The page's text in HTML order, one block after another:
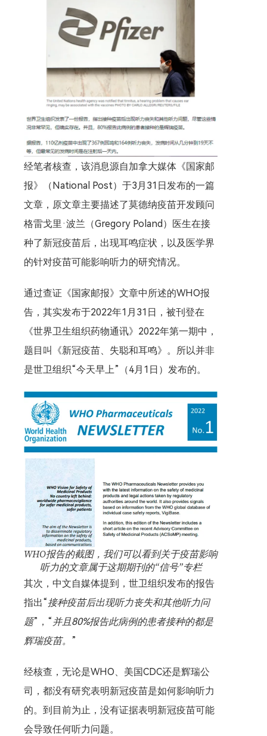
经笔者核查，该消息源自加拿大媒体《国家邮
报》（National Post）于3月31日发布的一篇
文章，原文章主要描述了莫德纳疫苗开发顾问
格雷戈里·波兰（Gregory Poland）医生在接
种了新冠疫苗后，出现耳鸣症状，以及医学界
的针对疫苗可能影响听力的研究情况。
通过查证《国家邮报》文章中所述的WHO报
告，其实发布于2022年1月31日，被刊登在
《世界卫生组织药物通讯》2022年第一期中，
题目叫《新冠疫苗、失聪和耳鸣》。所以并非
是世卫组织“今天早上”（4月1日）发布的。
WHO报告的截图，我们可以看到关于疫苗影响
听力的文章属于这期期刊的“信号”专栏
其次，中文自媒体提到，世卫组织发布的报告
指出“接种疫苗后出现听力丧失和其他听力问
题”，“ 并且80%报告此病例的患者接种的都是
辉瑞疫苗。 ”
经核查，无论是WHO、美国CDC还是辉瑞公
司，都没有研究表明新冠疫苗是如何影响听力
的。到目前为止，没有证据表明新冠疫苗可能
会导致任何听力问题。